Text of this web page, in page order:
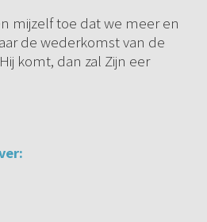
mijzelf toe dat we meer en
de wederkomst van de
komt, dan zal Zijn eer